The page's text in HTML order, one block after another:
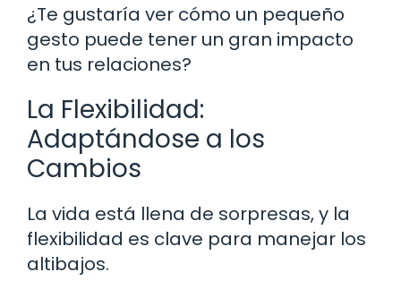
¿Te gustaría ver cómo un pequeño
gesto puede tener un gran impacto
en tus relaciones?
La Flexibilidad:
Adaptándose a los
Cambios
La vida está llena de sorpresas, y la
flexibilidad es clave para manejar los
altibajos.